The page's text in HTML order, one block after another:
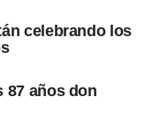
celebrando los
87 años don